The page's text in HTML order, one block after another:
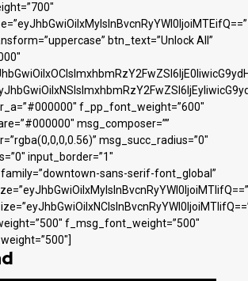
btn_text=”Unlock All”
f_pp_font_weight=”600″
msg_composer=””
msg_succ_radius=”0″
input_border=”1″
sans-serif-font_global”
f_msg_font_weight=”500″